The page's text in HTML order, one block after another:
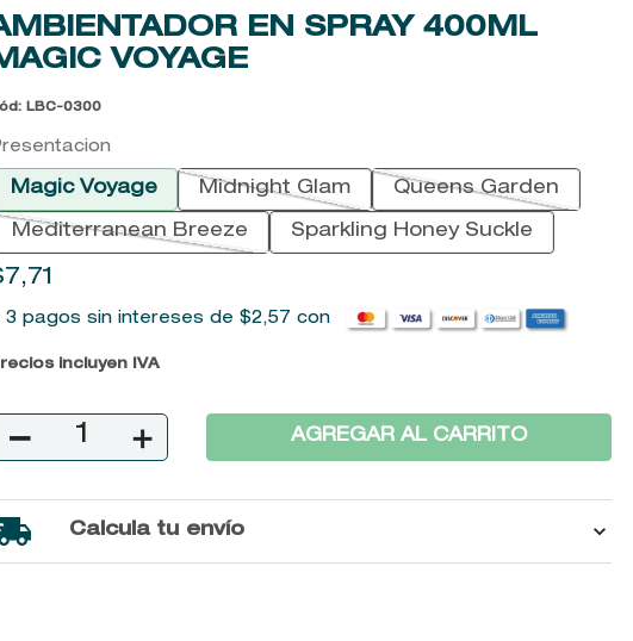
EN SPRAY 400ML
VOYAGE
: LBC-0300
Magic Voyage Midnight Glam Queens Garden
Mediterranean Breeze Sparkling Honey Suckle
7, 71
3 pagos sin intereses de $2,57 con
incluyen IVA
＋
－ AGREGAR AL CARRITO
Calcula tu envío